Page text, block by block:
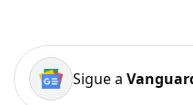
Sigue a